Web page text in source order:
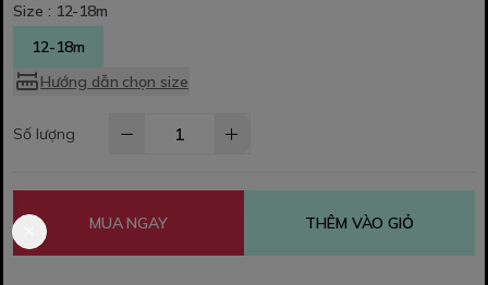
Size : 12-18m
12-18m
Hướng dẫn chọn size
Số lượng
MUA NGAY THÊM VÀO GIỎ